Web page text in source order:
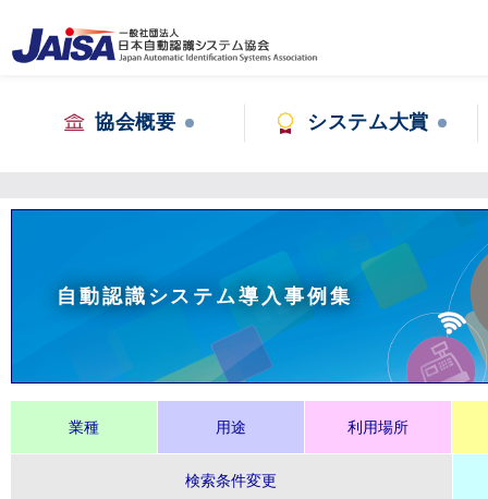
協会概要 システム大賞
自動認識システム導入事例集
業種 用途 利用場所
検索条件変更